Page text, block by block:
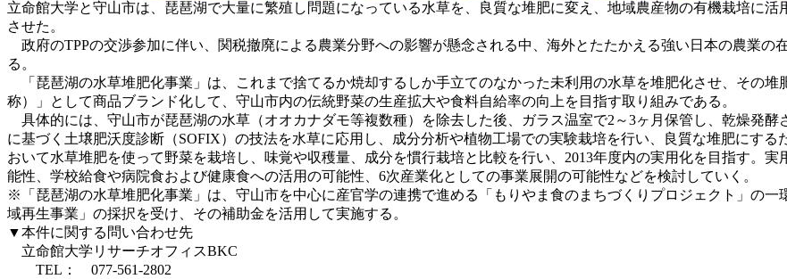
立命館大学と守山市は、琵琶湖で大量に繁殖し問題になっている水草を、良質な堆肥に変え、地域農産物の有機栽培に
させた。
政府のTPPの交渉参加に伴い、関税撤廃による農業分野への影響が懸念される中、海外とたたかえる強い日本の農業の
る。
「琵琶湖の水草堆肥化事業」は、これまで捨てるか焼却するしか手立てのなかった未利用の水草を堆肥化させ、その
称）」として商品ブランド化して、守山市内の伝統野菜の生産拡大や食料自給率の向上を目指す取り組みである。
具体的には、守山市が琵琶湖の水草（オオカナダモ等複数種）を除去した後、ガラス温室で2～3ヶ月保管し、乾燥発
に基づく土壌肥沃度診断（SOFIX）の技法を水草に応用し、成分分析や植物工場での実験栽培を行い、良質な堆肥にす
おいて水草堆肥を使って野菜を栽培し、味覚や収穫量、成分を慣行栽培と比較を行い、2013年度内の実用化を目指す。
能性、学校給食や病院食および健康食への活用の可能性、6次産業化としての事業展開の可能性などを検討していく。
※「琵琶湖の水草堆肥化事業」は、守山市を中心に産官学の連携で進める「もりやま食のまちづくりプロジェクト」の
域再生事業」の採択を受け、その補助金を活用して実施する。
▼本件に関する問い合わせ先
立命館大学リサーチオフィスBKC
TEL： 077-561-2802